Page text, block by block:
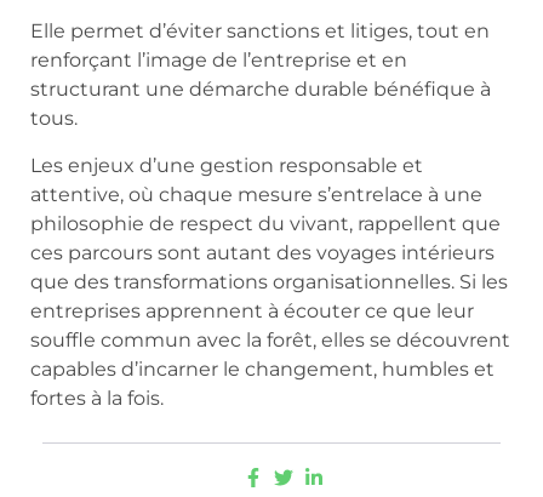
Elle permet d’éviter sanctions et litiges, tout en
renforçant l’image de l’entreprise et en
structurant une démarche durable bénéfique à
tous.
Les enjeux d’une gestion responsable et
attentive, où chaque mesure s’entrelace à une
philosophie de respect du vivant, rappellent que
ces parcours sont autant des voyages intérieurs
que des transformations organisationnelles. Si les
entreprises apprennent à écouter ce que leur
souffle commun avec la forêt, elles se découvrent
capables d’incarner le changement, humbles et
fortes à la fois.